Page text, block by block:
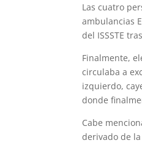
Las cuatro
ambulancias
del ISSSTE
Finalmente,
circu­laba a
izquierdo,
donde
Cabe
derivado de